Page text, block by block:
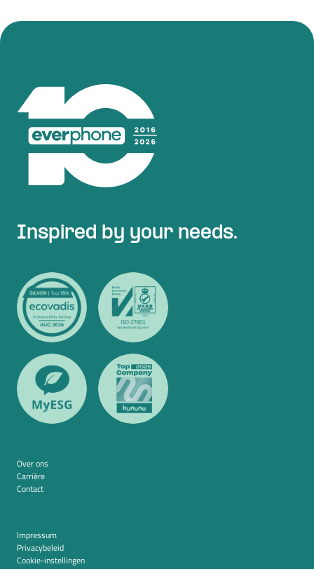
Inspired by your needs.
Over ons
Carrière
Contact
Impressum
Privacybeleid
Cookie-instellingen